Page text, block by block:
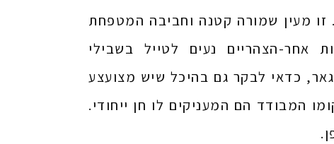
. זו מעין שמורה קטנה וחביבה המטפחת
אחר-הצהריים נעים לטייל בשבילי
כדאי לבקר גם בהיכל שיש מצועצע
המבודד הם המעניקים לו חן ייחודי.